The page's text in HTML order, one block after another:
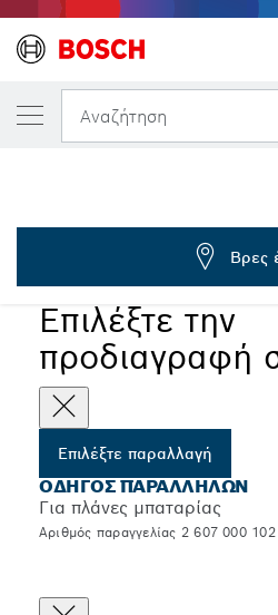
Αναζήτηση
Επιλέξτε την
προδιαγραφή
Επιλέξτε παραλλαγή
ΟΔΗΓΌΣ ΠΑΡΑΛΛΉΛΩΝ
Για πλάνες μπαταρίας
Αριθμός παραγγελίας 2 607 000 102
Η ΕΠΙΛΕΓΜΈΝΗ ΠΑΡΑΛΛΑΓΉ ΣΑΣ
Οδηγός παραλλήλων
2 607 000 102
Βρες